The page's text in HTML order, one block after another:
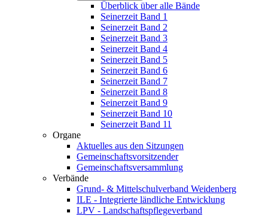
Überblick über alle Bände
Seinerzeit Band 1
Seinerzeit Band 2
Seinerzeit Band 3
Seinerzeit Band 4
Seinerzeit Band 5
Seinerzeit Band 6
Seinerzeit Band 7
Seinerzeit Band 8
Seinerzeit Band 9
Seinerzeit Band 10
Seinerzeit Band 11
Organe
Aktuelles aus den Sitzungen
Gemeinschaftsvorsitzender
Gemeinschaftsversammlung
Verbände
Grund- & Mittelschulverband Weidenberg
ILE - Integrierte ländliche Entwicklung
LPV - Landschaftspflegeverband